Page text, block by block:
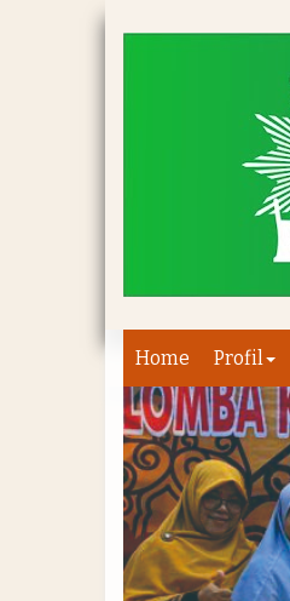
Home Profil